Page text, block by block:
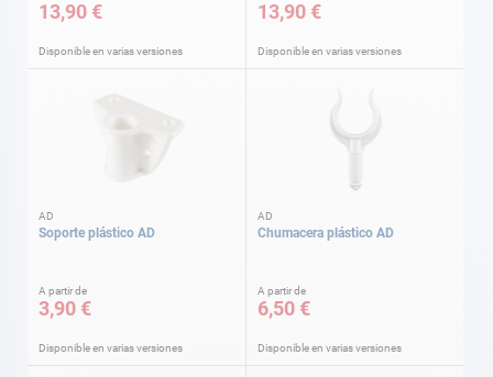
13,90 €
Disponible en varias versiones
13,90 €
Disponible en varias versiones
AD
Soporte plástico AD
A partir de
3,90 €
Disponible en varias versiones
AD
Chumacera plástico AD
A partir de
6,50 €
Disponible en varias versiones